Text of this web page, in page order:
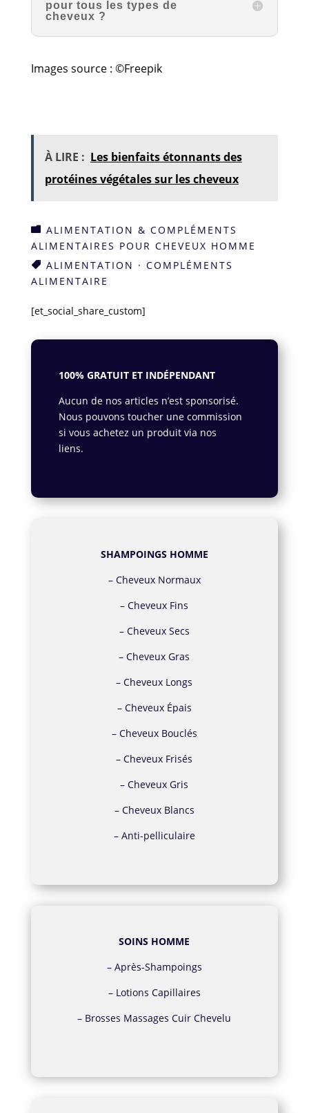
pour tous les types de
cheveux ?
Images source : ©Freepik
À LIRE : Les bienfaits étonnants des
protéines végétales sur les cheveux

ALIMENTATION & COMPLÉMENTS
ALIMENTAIRES POUR CHEVEUX HOMME
 ALIMENTATION · COMPLÉMENTS
ALIMENTAIRE
[et_social_share_custom]
100% GRATUIT ET INDÉPENDANT
Aucun de nos articles n’est sponsorisé.
Nous pouvons toucher une commission
si vous achetez un produit via nos
liens.
SHAMPOINGS HOMME
– Cheveux Normaux
–Cheveux Fins
– Cheveux Secs
–Cheveux Gras
–Cheveux Longs
– Cheveux Épais
– Cheveux Bouclés
–Cheveux Frisés
–Cheveux Gris
– Cheveux Blancs
– Anti-pelliculaire
SOINS HOMME
– Après-Shampoings
– Lotions Capillaires
– Brosses Massages Cuir Chevelu